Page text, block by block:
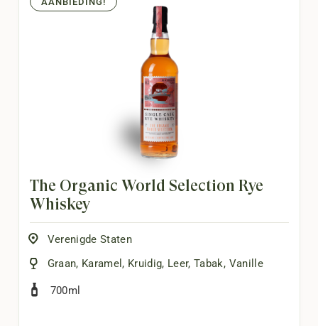
The Organic World Selection Rye
Whiskey
Verenigde Staten
Graan, Karamel , Kruidig, Leer,Tabak, Vanille
700ml